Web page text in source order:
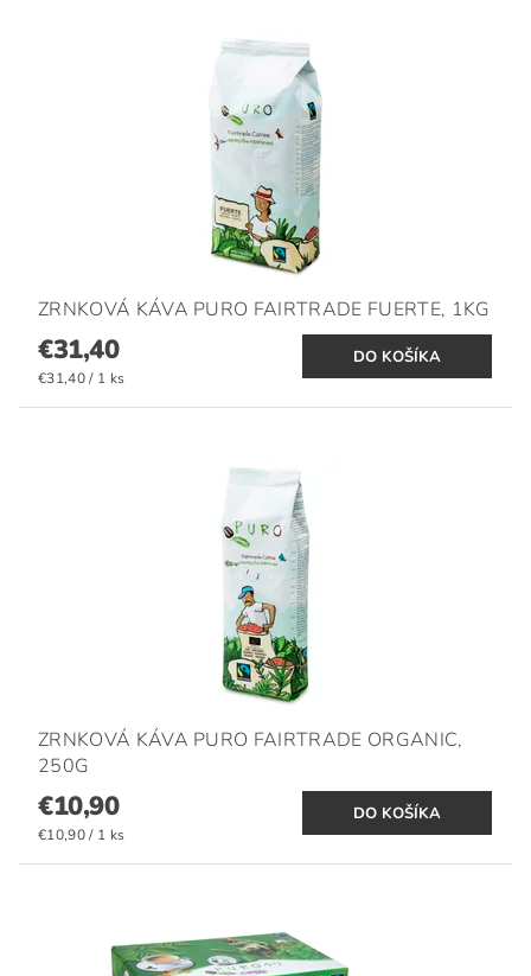
ZRNKOVÁ KÁVA PURO FAIRTRADE FUERTE, 1KG
€31,40
€31,40 / 1 ks
ZRNKOVÁ KÁVA PURO FAIRTRADE ORGANIC,
250G
€10,90
€10,90 / 1 ks